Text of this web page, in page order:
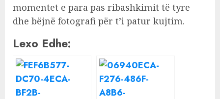
momentet e para pas ribashkimit të tyre
dhe bëjnë fotografi për t’i patur kujtim.
Lexo Edhe: